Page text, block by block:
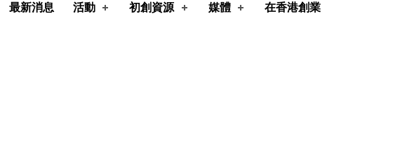
最新消息 活動 初創資源 媒體 在香港創業